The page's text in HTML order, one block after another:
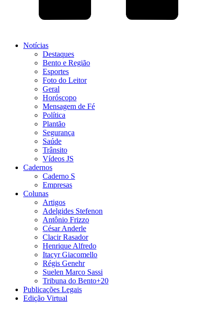
Notícias
Destaques
Bento e Região
Esportes
Foto do Leitor
Geral
Horóscopo
Mensagem de Fé
Política
Plantão
Segurança
Saúde
Trânsito
Vídeos JS
Cadernos
Caderno S
Empresas
Colunas
Artigos
Adelgides Stefenon
Antônio Frizzo
César Anderle
Clacir Rasador
Henrique Alfredo
Itacyr Giacomello
Régis Genehr
Suelen Marco Sassi
Tribuna do Bento+20
Publicações Legais
Edição Virtual